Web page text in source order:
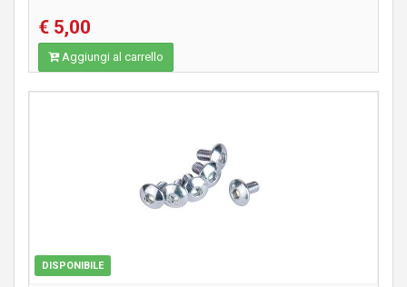
€ 5,00
Aggiungi al carrello
DISPONIBILE